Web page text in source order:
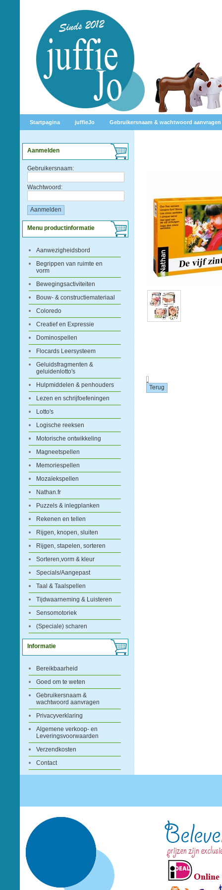
Startpagina juffieJo Gebruikersnaam & wachtwoord aanvragen
Aanmelden
Gebruikersnaam:
Wachtwoord:
Menu productinformatie
Aanwezigheidsbord
Begrippen van ruimte en
vorm
Bewegingsactiviteiten
Bouw- & constructiemateriaal
Coloredo
Creatief en Expressie
Dominospellen
Flocards Leersysteem
Geluidsfragmenten &
geluidenlotto's
Hulpmiddelen & penhouders
Lezen en schrijfoefeningen
Lotto's
Logische reeksen
Motorische ontwikkeling
Magneetspellen
Memoriespellen
Mozaïekspellen
Nathan.fr
Puzzels & inlegplanken
Rekenen en tellen
Rijgen, knopen, sluiten
Rijgen, stapelen, sorteren
Sorteren,vorm & kleur
Specials/Aangepast
Taal & Taalspellen
Tijdwaarneming & Luisteren
Sensomotoriek
(Speciale) scharen
Informatie
Bereikbaarheid
Goed om te weten
Gebruikersnaam &
wachtwoord aanvragen
Privacyverklaring
Algemene verkoop- en
Leveringsvoorwaarden
Verzendkosten
Contact
.